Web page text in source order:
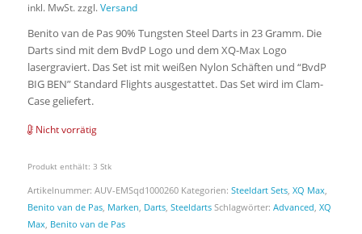
inkl. MwSt. zzgl.Versand
Benito van de Pas 90% Tungsten Steel Darts in 23 Gramm. Die
Darts sind mit dem BvdP Logo und dem XQ-Max Logo
lasergraviert. Das Set ist mit weißen Nylon Schäften und “BvdP
BIG BEN” Standard Flights ausgestattet. Das Set wird im Clam-
Case geliefert.
Nicht vorrätig
Produkt enthält: 3 Stk
Artikelnummer: AUV-EMSqd1000260 Kategorien: Steeldart Sets, XQ Max,
Benito van de Pas, Marken Darts, Steeldarts Schlagwörter: Advanced XQ
Max, Benito van de Pas